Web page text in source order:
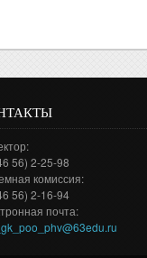
56) 2-25-98
комиссия:
56) 2-16-94
почта: